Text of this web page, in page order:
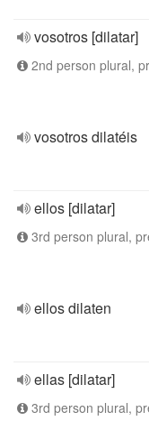
vosotros [dilatar]
2nd person plural,
vosotros dilatéis
ellos [dilatar]
3rd person plural,
ellos dilaten
ellas [dilatar]
3rd person plural,